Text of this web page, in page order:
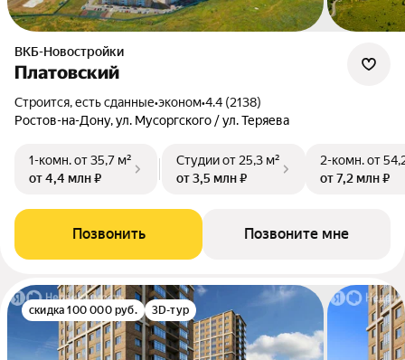
ВКБ-Новостройки
Платовский
Строится, есть сданные•эконом•4.4 (2138)
Ростов-на-Дону, ул. Мусоргского / ул. Теряева
1-комн.от 35,7 м²
от 4,4 млн ₽
Студииот 25,3 м²
от 3,5 млн ₽
2-комн.от
от 7,2 млн ₽
Позвонить Позвоните мне
скидка 100 000 руб. 3D-тур